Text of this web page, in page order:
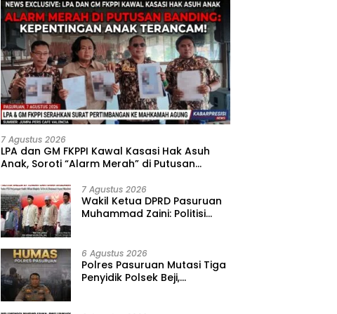
7 Agustus 2026
‎LPA dan GM FKPPI Kawal Kasasi Hak Asuh
Anak, Soroti “Alarm Merah” di Putusan
7 Agustus 2026
‎Wakil Ketua DPRD Pasuruan
Muhammad Zaini: Politisi
dan Masyarakat ‎
6 Agustus 2026
‎Polres Pasuruan Mutasi Tiga
Penyidik Polsek Beji,